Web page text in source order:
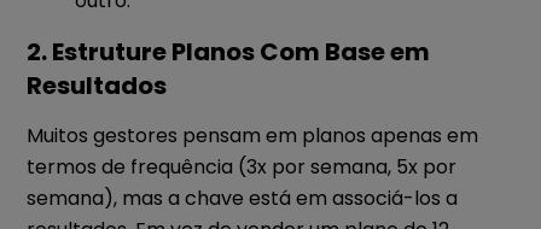
2. Estruture Planos Com Base em
Resultados
Muitos gestores pensam em planos apenas em
termos de frequência (3x por semana, 5x por
semana), mas a chave está em associá-los a